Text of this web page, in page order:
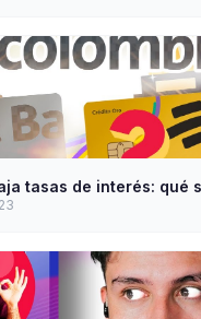
tasas de interés: qué